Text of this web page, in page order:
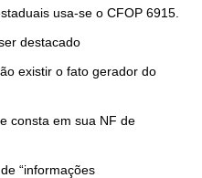
usa-se o CFOP 6915.
destacado
existir o fato gerador do
consta em sua NF de
“informações